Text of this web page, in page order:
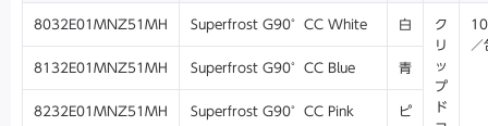
8032E01MNZ51MH Superfrost G90°CC White 白
ク
リ
ッ
プ
ド
／
8132E01MNZ51MH
Superfrost G90°CC Blue 青
8232E01MNZ51MH Superfrost G90°CC Pink
ピ